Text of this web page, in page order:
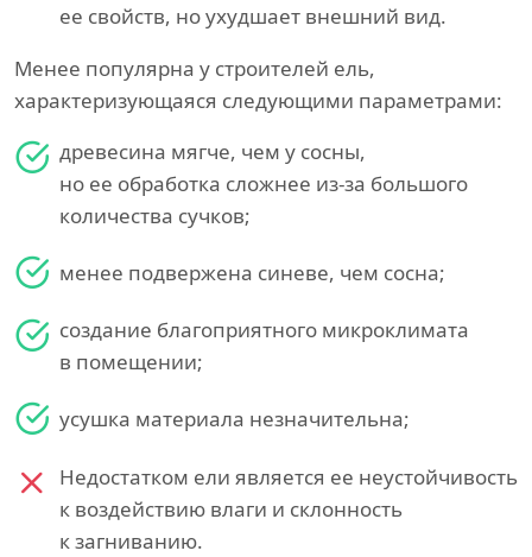
ее свойств, но ухудшает внешний вид.
Менее популярна у строителей ель,
характеризующаяся следующими параметрами:
древесина мягче, чем у сосны,
но ее обработка сложнее из-за большого
количества сучков;
менее подвержена синеве, чем сосна;
создание благоприятного микроклимата
в помещении;
усушка материала незначительна;
Недостатком ели является ее неустойчивость
к воздействию влаги и склонность
к загниванию.